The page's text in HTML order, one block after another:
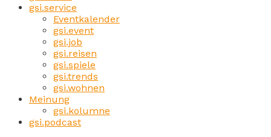
gsi.service
Eventkalender
gsi.event
gsi.job
gsi.reisen
gsi.spiele
gsi.trends
gsi.wohnen
Meinung
gsi.kolumne
gsi.podcast